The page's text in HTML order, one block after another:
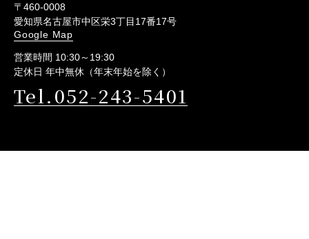
〒460-0008
愛知県名古屋市中区栄3丁目17番17号
Google Map
営業時間 10:30～19:30
定休日 年中無休（年末年始を除く）
Tel.052-243-5401